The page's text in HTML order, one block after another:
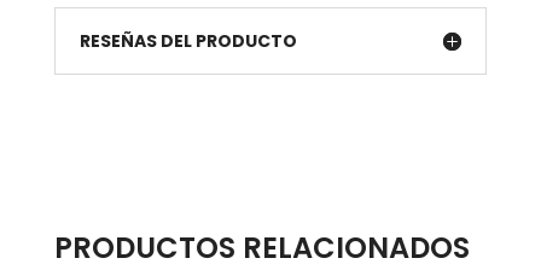
RESEÑAS DEL PRODUCTO
PRODUCTOS RELACIONADOS